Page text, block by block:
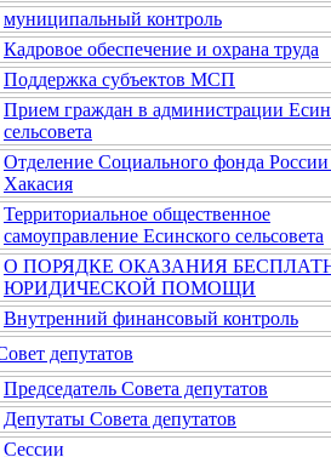
муниципальный контроль
Кадровое обеспечение и охрана труда
Поддержка субъектов МСП
Прием граждан в администрации
сельсовета
Отделение Социального фонда
Хакасия
Территориальное общественное
самоуправление Есинского сельсовета
О ПОРЯДКЕ ОКАЗАНИЯ
ЮРИДИЧЕСКОЙ ПОМОЩИ
Внутренний финансовый контроль
депутатов
Председатель Совета депутатов
Депутаты Совета депутатов
Сессии